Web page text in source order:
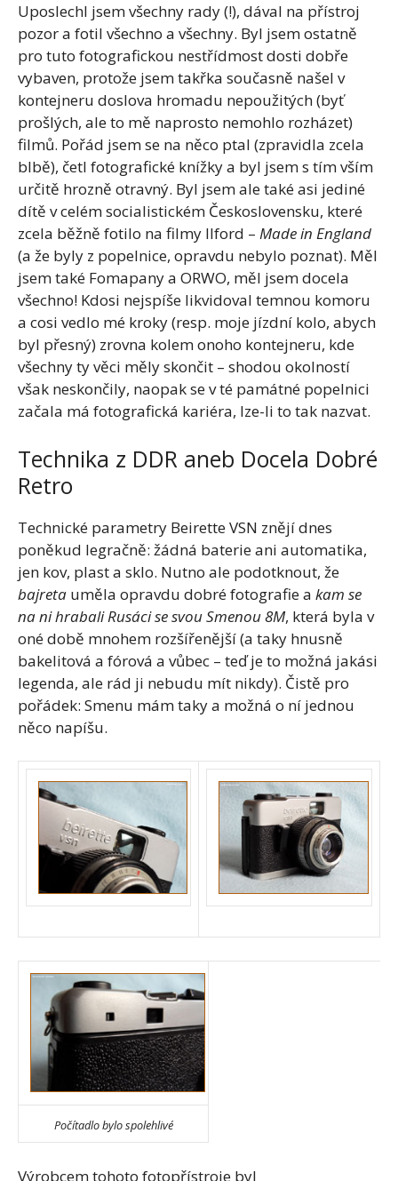
Uposlechl jsem všechny rady (!), dával na přístroj
pozor a fotil všechno a všechny. Byl jsem ostatně
pro tuto fotografickou nestřídmost dosti dobře
vybaven, protože jsem takřka současně našel v
kontejneru doslova hromadu nepoužitých (byť
prošlých, ale to mě naprosto nemohlo rozházet)
filmů. Pořád jsem se na něco ptal (zpravidla zcela
blbě), četl fotografické knížky a byl jsem s tím vším
určitě hrozně otravný. Byl jsem ale také asi jediné
dítě v celém socialistickém Československu, které
zcela běžně fotilo na filmy Ilford – Made in England
(a že byly z popelnice, opravdu nebylo poznat). Měl
jsem také Fomapany a ORWO, měl jsem docela
všechno! Kdosi nejspíše likvidoval temnou komoru
a cosi vedlo mé kroky (resp. moje jízdní kolo, abych
byl přesný) zrovna kolem onoho kontejneru, kde
všechny ty věci měly skončit – shodou okolností
však neskončily, naopak se v té památné popelnici
začala má fotografická kariéra, lze-li to tak nazvat.
Technika z DDR aneb Docela Dobré
Retro
Technické parametry Beirette VSN znějí dnes
poněkud legračně: žádná baterie ani automatika,
jen kov, plast a sklo. Nutno ale podotknout, že
bajreta uměla opravdu dobré fotografie a kam se
na ni hrabali Rusáci se svou Smenou 8M, která byla v
oné době mnohem rozšířenější (a taky hnusně
bakelitová a fórová a vůbec – teď je to možná jakási
legenda, ale rád ji nebudu mít nikdy). Čistě pro
pořádek: Smenu mám taky a možná o ní jednou
něco napíšu.
Počítadlo bylo spolehlivé
Výrobcem tohoto fotopřístroje byl